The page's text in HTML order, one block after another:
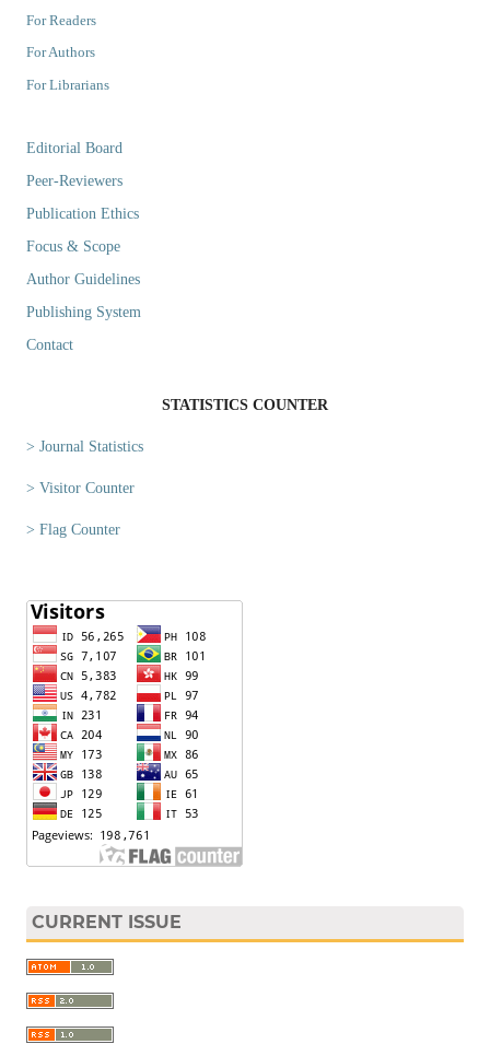
For Readers
For Authors
For Librarians
Editorial Board
Peer-Reviewers
Publication Ethics
Focus & Scope
Author Guidelines
Publishing System
Contact
STATISTICS COUNTER
> Journal Statistics
> Visitor Counter
> Flag Counter
CURRENT ISSUE